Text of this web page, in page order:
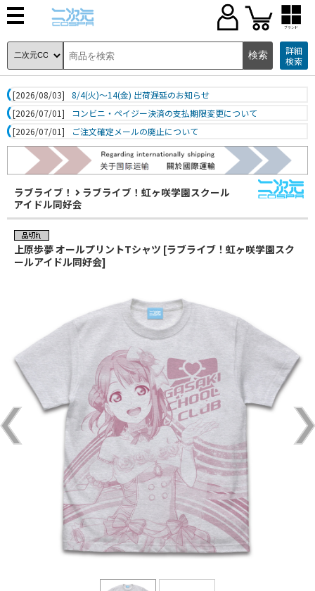
ブランド
詳細
検索
[2026/08/03]
8/4(火)～14(金) 出荷遅延のお知らせ
[2026/07/01]
コンビニ・ペイジー決済の支払期限変更について
[2026/07/01]
ご注文確定メールの廃止について
ラブライブ！
ラブライブ！虹ヶ咲学園スクール
アイドル同好会
上原歩夢 オールプリントTシャツ [ラブライブ！虹ヶ咲学園スク
ールアイドル同好会]